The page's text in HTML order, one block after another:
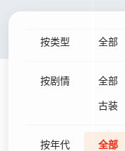
按类型 全部
按剧情 全部
古装
按年代 全部